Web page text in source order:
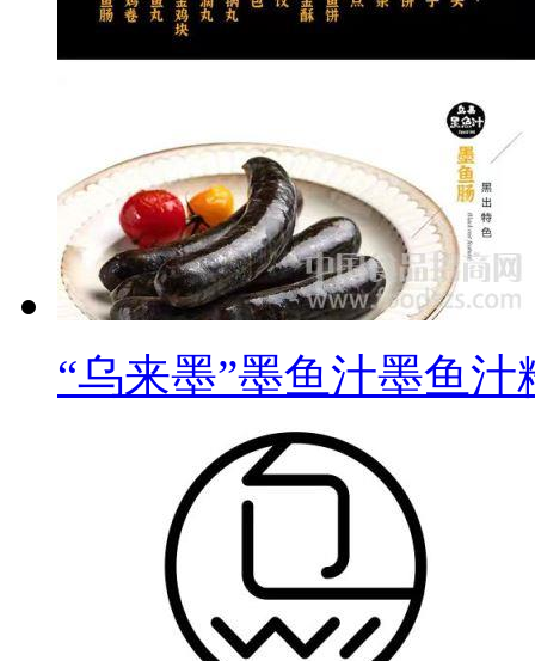
5.”吉滋芬“一种新型的食
风味散失和衰减。
公司致力于肉制品加工解
进取”的经营理念，坚持“
提供技术服务。选择我
任！公司全体员工热忱欢
“乌来墨”墨鱼汁墨鱼汁